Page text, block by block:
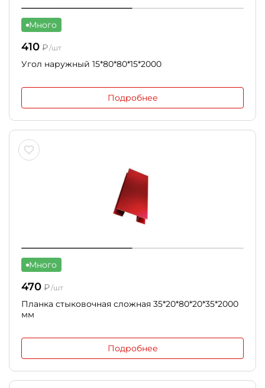
Много
410 ₽/шт
Угол наружный 15*80*80*15*2000
Подробнее
Много
470 ₽/шт
Планка стыковочная сложная 35*20*80*20*35*2000
мм
Подробнее